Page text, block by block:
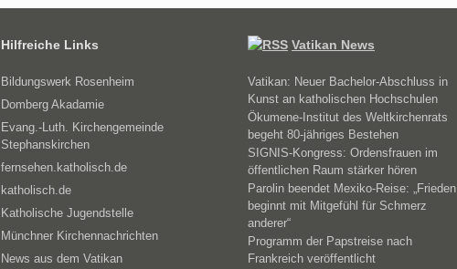
Hilfreiche Links
Bildungswerk Rosenheim
Domberg Akadamie
Evang.-Luth. Kirchengemeinde
Stephanskirchen
fernsehen.katholisch.de
katholisch.de
Katholische Jugendstelle
Münchner Kirchennachrichten
News aus dem Vatikan
Vatikan News
Vatikan: Neuer Bachelor-Abschluss in
Kunst an katholischen Hochschulen
Ökumene-Institut des Weltkirchenrats
begeht 80-jähriges Bestehen
SIGNIS-Kongress: Ordensfrauen im
öffentlichen Raum stärker hören
Parolin beendet Mexiko-Reise: „Frieden
beginnt mit Mitgefühl für Schmerz
anderer“
Programm der Papstreise nach
Frankreich veröffentlicht